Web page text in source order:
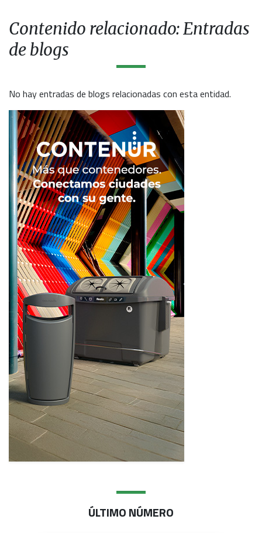
Contenido relacionado: Entradas
de blogs
No hay entradas de blogs relacionadas con esta entidad.
ÚLTIMO NÚMERO